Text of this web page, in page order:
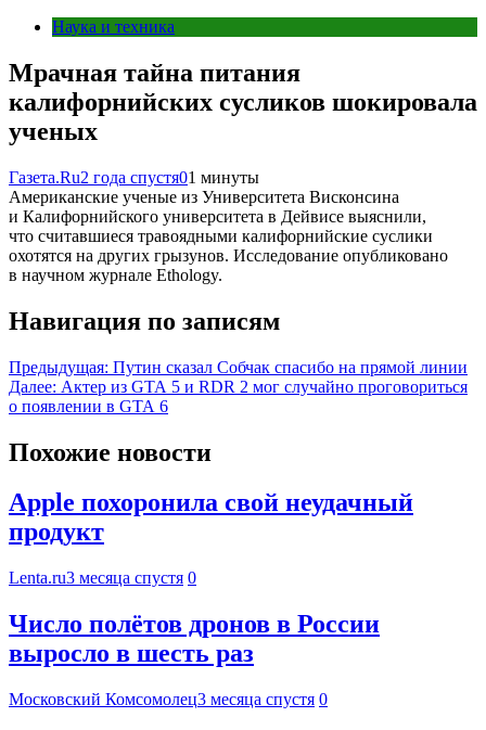
Наука и техника
Мрачная тайна питания
калифорнийских сусликов шокировала
ученых
Газета.Ru2 года спустя01 минуты
Американские ученые из Университета Висконсина
и Калифорнийского университета в Дейвисе выяснили,
что считавшиеся травоядными калифорнийские суслики
охотятся на других грызунов. Исследование опубликовано
в научном журнале Ethology.
Навигация по записям
Предыдущая: Путин сказал Собчак спасибо на прямой линии
Далее: Актер из GTA 5 и RDR 2 мог случайно проговориться
о появлении в GTA 6
Похожие новости
Apple похоронила свой неудачный
продукт
Lenta.ru3 месяца спустя 0
Число полётов дронов в России
выросло в шесть раз
Московский Комсомолец3 месяца спустя 0